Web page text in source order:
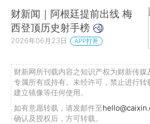
财新闻｜阿根廷提前出线 梅
西登顶历史射手榜
2026年06月23日 APP打开
财新网所刊载内容之知识产权为财新传媒
专属所有或持有。未经许可，禁止进行转
建立镜像等任何使用。
如有意愿转载，请发邮件至
确认及授权后，方可转载。